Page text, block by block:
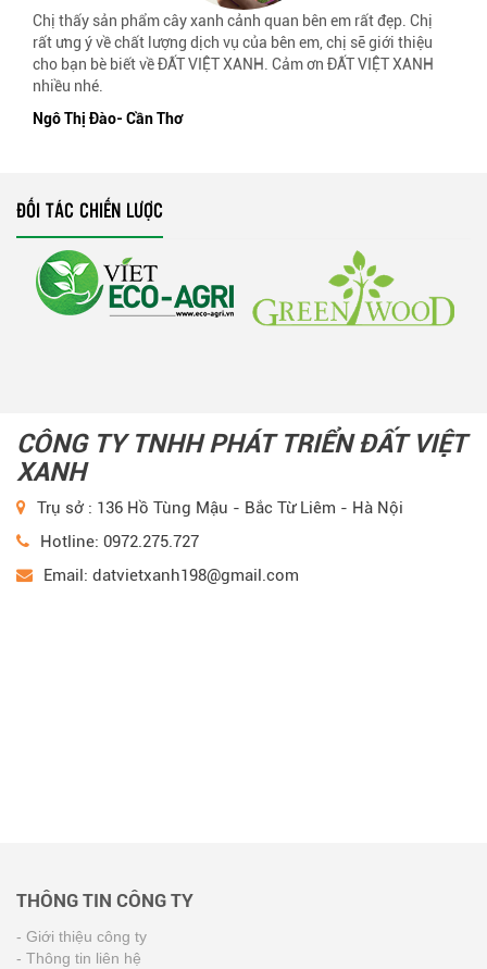
Chị thấy sản phẩm cây xanh cảnh quan bên em rất đẹp. Chị
rất ưng ý về chất lượng dịch vụ của bên em, chị sẽ giới thiệu
cho bạn bè biết về ĐẤT VIỆT XANH. Cảm ơn ĐẤT VIỆT XANH
nhiều nhé.
Ngô Thị Đào- Cần Thơ
ĐỐI TÁC CHIẾN LƯỢC
CÔNG TY TNHH PHÁT TRIỂN ĐẤT VIỆT
XANH
Trụ sở : 136 Hồ Tùng Mậu - Bắc Từ Liêm - Hà Nội
Hotline: 0972.275.727
Email: datvietxanh198@gmail.com
THÔNG TIN CÔNG TY
- Giới thiệu công ty
- Thông tin liên hệ